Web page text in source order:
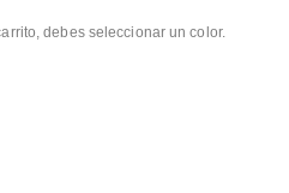
debes seleccionar un color.